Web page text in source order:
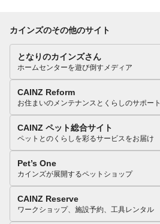
カインズのその他のサイト
となりのカインズさん
ホームセンターを遊び倒すメディア
CAINZ Reform
お住まいのメンテナンスとくらしのサポート
CAINZ ペット総合サイト
ペットとのくらしを彩るサービスをお届け
Pet’s One
カインズが展開するペットショップ
CAINZ Reserve
ワークショップ、施設予約、工具レンタル